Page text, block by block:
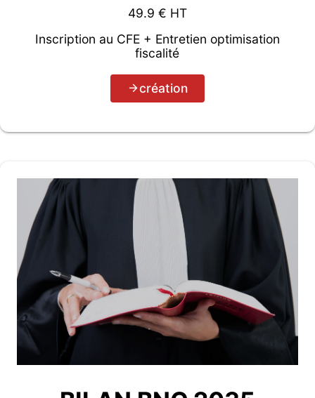
49.9 € HT
Inscription au CFE + Entretien optimisation
fiscalité
création